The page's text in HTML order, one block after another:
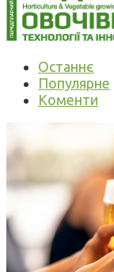
Останнє
Популярне
Коменти